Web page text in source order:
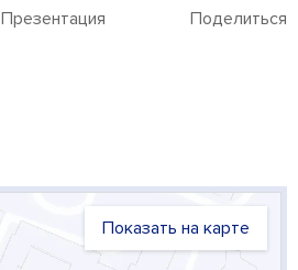
Презентация Поделиться
Показать на карте